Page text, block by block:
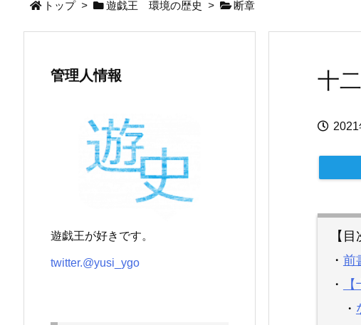
トップ > 遊戯王 環境の歴史 > 断章
十
2021
【目
・ 前
・
・
管理人情報
遊戯王が好きです。
twitter.@yusi_ygo